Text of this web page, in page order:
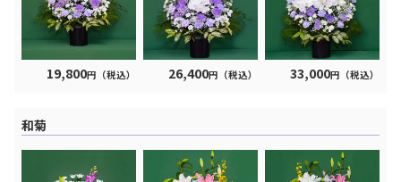
19,800円（税込） 26,400円（税込） 33,000円（税込）
和菊